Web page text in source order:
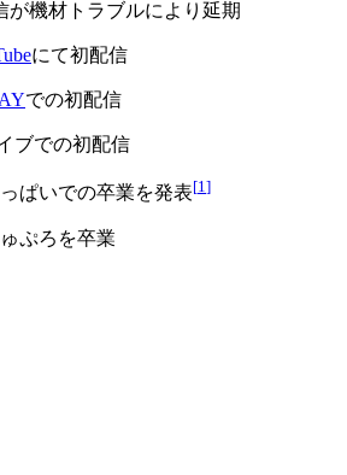
機材トラブルにより延期
にて初配信
での初配信
ブでの初配信
ぱいでの卒業を発表[1]
ぷろを卒業